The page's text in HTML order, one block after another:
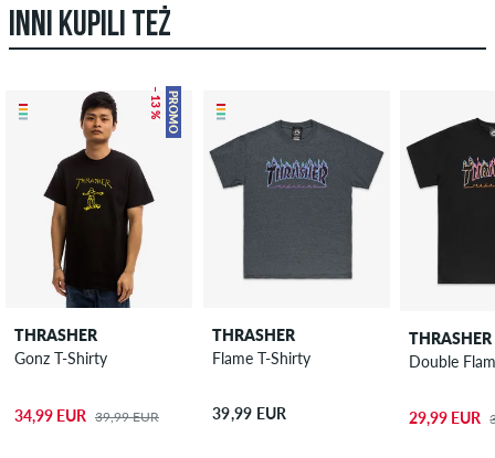
INNI KUPILI TEŻ
PROMO
– 13 %
THRASHER
Gonz T-Shirty
34,99 EUR 39,99 EUR
THRASHER
Flame T-Shirty
39,99 EUR
THRASHER
Double
29,99 EUR